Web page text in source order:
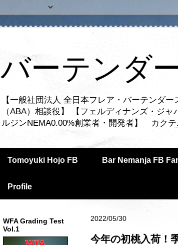
バーテンダ
【一般社団法人 全日本フレア・バーテンダ
（ABA）相談役】 【フェルディナンズ・ジ
ルジンNEMA0.00%創業者・開発者】 カクテ
Tomoyuki Hojo FB Bar Nemanja FB
Profile
2022/05/30
今年の初桃入荷！
WFA Grading Test
Vol.1